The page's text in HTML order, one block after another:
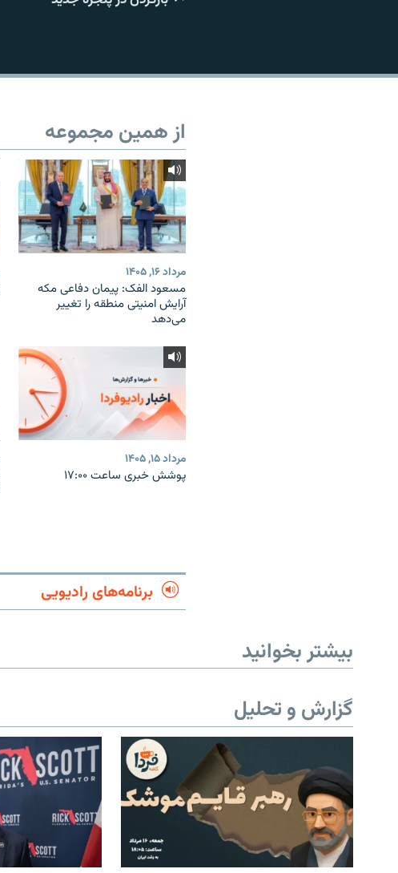
از همین مجموعه
مرداد ۱۶, ۱۴۰۵
مسعود الفک: پیمان دفاعی مکه
آرایش امنیتی منطقه را تغییر
می‌دهد
مرداد ۱۵, ۱۴۰۵
پوشش خبری ساعت ۱۷:۰۰
برنامه‌های رادیویی
بیشتر بخوانید
گزارش و تحلیل